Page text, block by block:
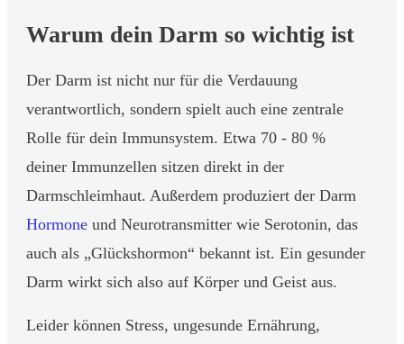
Warum dein Darm so wichtig ist
Der Darm ist nicht nur für die Verdauung
verantwortlich, sondern spielt auch eine zentrale
Rolle für dein Immunsystem. Etwa 70 - 80 %
deiner Immunzellen sitzen direkt in der
Darmschleimhaut. Außerdem produziert der Darm
Hormone und Neurotransmitter wie Serotonin, das
auch als „Glückshormon“ bekannt ist. Ein gesunder
Darm wirkt sich also auf Körper und Geist aus.
Leider können Stress, ungesunde Ernährung,